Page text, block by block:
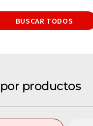
BUSCAR TODOS
productos